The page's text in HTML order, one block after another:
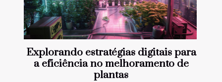
Explorando estratégias digitais para
a eficiência no melhoramento de
plantas